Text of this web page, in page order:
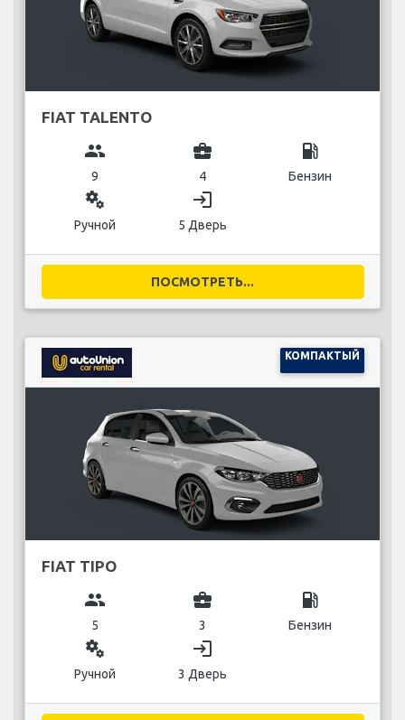
FIAT TALENTO
group
9
business_center
4
local_gas_station
Бензин
miscellaneous_services
Ручной
login
5 Дверь
ПОСМОТРЕТЬ...
КОМПАКТЫЙ
FIAT TIPO
group
5
business_center
3
local_gas_station
Бензин
miscellaneous_services
Ручной
login
3 Дверь